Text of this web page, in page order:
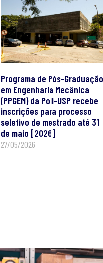
Programa de Pós-Graduação
em Engenharia Mecânica
(PPGEM) da Poli-USP recebe
inscrições para processo
seletivo de mestrado até 31
de maio [2026]
27/05/2026